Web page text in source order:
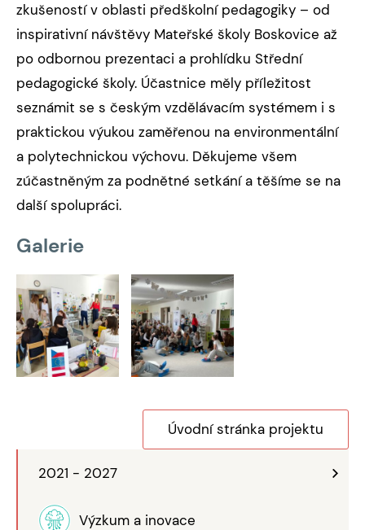
2021 - 2027
Výzkum a inovace
zkušeností v oblasti předškolní pedagogiky – od
inspirativní návštěvy Mateřské školy Boskovice až
po odbornou prezentaci a prohlídku Střední
pedagogické školy. Účastnice měly příležitost
seznámit se s českým vzdělávacím systémem i s
praktickou výukou zaměřenou na environmentální
a polytechnickou výchovu. Děkujeme všem
zúčastněným za podnětné setkání a těšíme se na
další spolupráci.
Galerie
Úvodní stránka projektu